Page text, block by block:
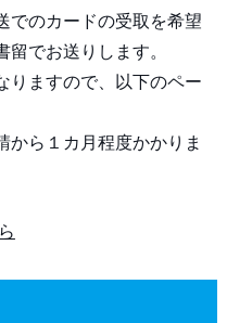
でのカードの受取を希望
でお送りします。
りますので、以下のペー
から１カ月程度かかりま